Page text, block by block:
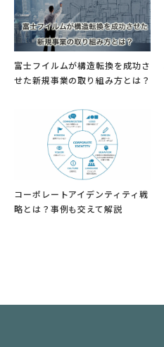
富士フイルムが構造転換を成功さ
せた新規事業の取り組み方とは？
コーポレートアイデンティティ戦
略とは？事例も交えて解説